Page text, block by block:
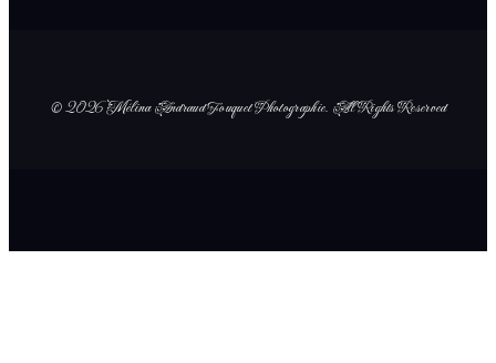
© 2026 Mélina Andraud Fouquet Photographie. All Rights Reserved